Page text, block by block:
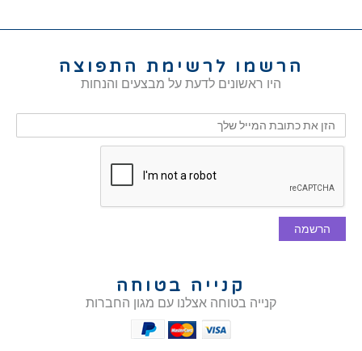
הרשמו לרשימת התפוצה
היו ראשונים לדעת על מבצעים והנחות
הרשמה
קנייה בטוחה
קנייה בטוחה אצלנו עם מגון החברות